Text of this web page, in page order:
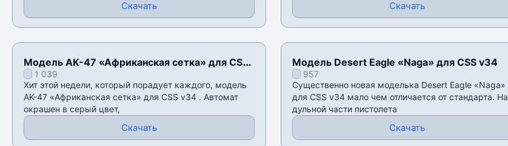
Скачать Скачать
Модель AK-47 «Африканская сетка» для CSS
v341 039
Хит этой недели, который порадует каждого, модель
AK-47 «Африканская сетка» для CSS v34 . Автомат
окрашен в серый цвет,
Скачать
Модель Desert Eagle «Naga» для CSS v34
957
Существенно новая моделька Desert Eagle «Naga»
для CSS v34 мало чем отличается от стандарта. На
дульной части пистолета
Скачать